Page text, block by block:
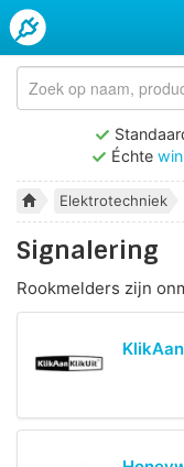
Échte
Elektrotechniek
Signalering
Rookmelders zijn